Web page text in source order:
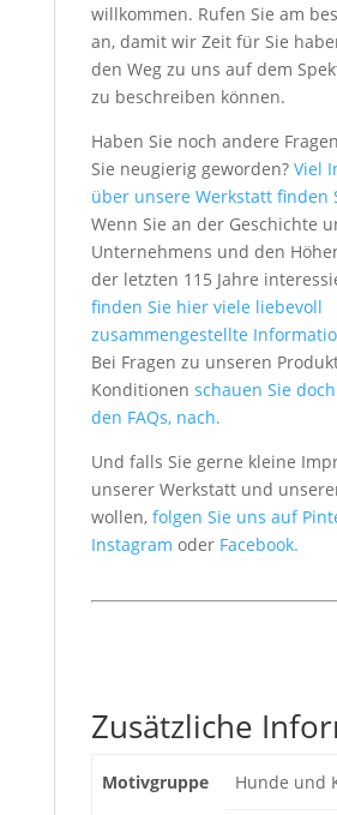
willkommen. Rufen Sie am
an, damit wir Zeit für Sie
den Weg zu uns auf dem
zu beschreiben können.
Haben Sie noch andere
Sie neugierig geworden?Viel
über unsere Werkstatt finden
Wenn Sie an der Geschichte
Unternehmens und den
der letzten 115 Jahre
finden Sie hier viele liebevoll
zusammengestellte
Bei Fragen zu unseren
Konditionen schauen Sie
den FAQs, nach.
Und falls Sie gerne kleine
unserer Werkstatt und
wollen,folgen Sie uns auf
Instagram oder Facebook.
Zusätzliche
Motivgruppe Hunde und